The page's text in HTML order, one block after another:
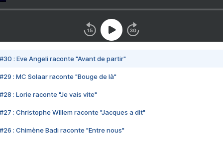
#30 : Eve Angeli raconte "Avant de partir"
#29 : MC Solaar raconte "Bouge de là"
#28 : Lorie raconte "Je vais vite"
#27 : Christophe Willem raconte "Jacques a dit"
#26 : Chimène Badi raconte "Entre nous"